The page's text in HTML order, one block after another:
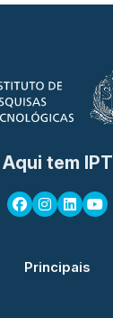
Aqui tem IPT
Principais